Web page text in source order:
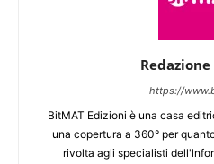
https://
BitMAT Edizioni è una casa
una copertura a 360° per
rivolta agli specialisti